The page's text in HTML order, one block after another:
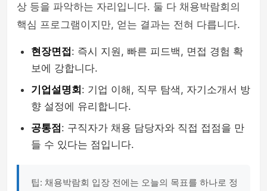
상 등을 파악하는 자리입니다. 둘 다 채용박람회의
핵심 프로그램이지만, 얻는 결과는 전혀 다릅니다.
현장면접 : 즉시 지원, 빠른 피드백, 면접 경험 확
보에 강합니다.
기업설명회 : 기업 이해, 직무 탐색, 자기소개서 방
향 설정에 유리합니다.
공통점: 구직자가 채용 담당자와 직접 접점을 만
들 수 있다는 점입니다.
팁: 채용박람회 입장 전에는 오늘의 목표를 하나로 정